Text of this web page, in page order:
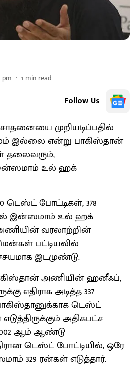
pm 1 min read
Follow Us
முறியடிப்பதில்
இல்லை என்று பாகிஸ்தான்
தலைவரும்,
உல் ஹக்
டெஸ்ட் போட்டிகள், 378
இன்ஸமாம் உல் ஹக்
வரலாற்றின்
பட்டியலில்
இடமுண்டு.
அணியின் ஹனீஃப்,
எதிராக அடித்த 337
டெஸ்ட்
அதிகபட்ச
ஆம் ஆண்டு
டெஸ்ட் போட்டியில், ஒரே
329 ரன்கள் எடுத்தார்.